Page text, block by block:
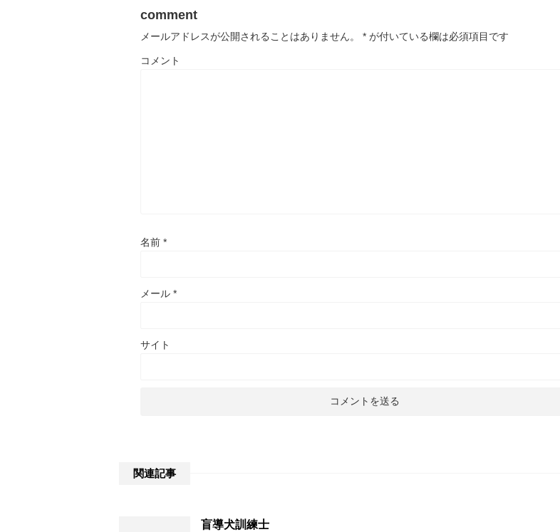
comment
メールアドレスが公開されることはありません。 * が付いている欄は必須項目です
コメント
名前 *
メール *
サイト
関連記事
盲導犬訓練士